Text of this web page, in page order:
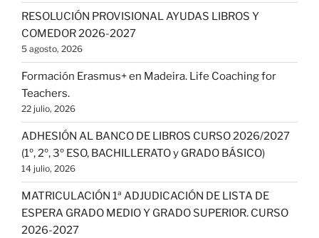
RESOLUCIÓN PROVISIONAL AYUDAS LIBROS Y
COMEDOR 2026-2027
5 agosto, 2026
Formación Erasmus+ en Madeira. Life Coaching for
Teachers.
22 julio, 2026
ADHESIÓN AL BANCO DE LIBROS CURSO 2026/2027
(1º, 2º, 3º ESO, BACHILLERATO y GRADO BÁSICO)
14 julio, 2026
MATRICULACIÓN 1ª ADJUDICACIÓN DE LISTA DE
ESPERA GRADO MEDIO Y GRADO SUPERIOR. CURSO
2026-2027